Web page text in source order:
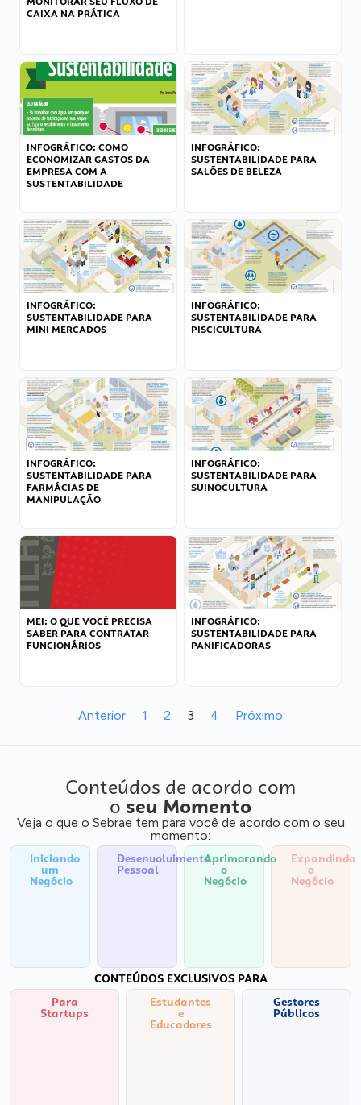
CAIXA NA PRÁTICA
INFOGRÁFICO: COMO
ECONOMIZAR GASTOS DA
EMPRESA COM A
SUSTENTABILIDADE
INFOGRÁFICO:
SUSTENTABILIDADE PARA
SALÕES DE BELEZA
INFOGRÁFICO:
SUSTENTABILIDADE PARA
MINI MERCADOS
INFOGRÁFICO:
SUSTENTABILIDADE PARA
PISCICULTURA
INFOGRÁFICO:
SUSTENTABILIDADE PARA
FARMÁCIAS DE
MANIPULAÇÃO
INFOGRÁFICO:
SUSTENTABILIDADE PARA
SUINOCULTURA
MEI: O QUE VOCÊ PRECISA
SABER PARA CONTRATAR
FUNCIONÁRIOS
INFOGRÁFICO:
SUSTENTABILIDADE PARA
PANIFICADORAS
Anterior 1 2 3 4 Próximo
Conteúdos de acordo com
o seu Momento
Veja o que o Sebrae tem para você de acordo com o seu
momento:
Iniciando
um
Negócio
Desenvolvimento
Pessoal
Aprimorando
o
Negócio
Expandindo
o
Negócio
CONTEÚDOS EXCLUSIVOS PARA
Para
Startups
Estudantes
e
Educadores
Gestores
Públicos